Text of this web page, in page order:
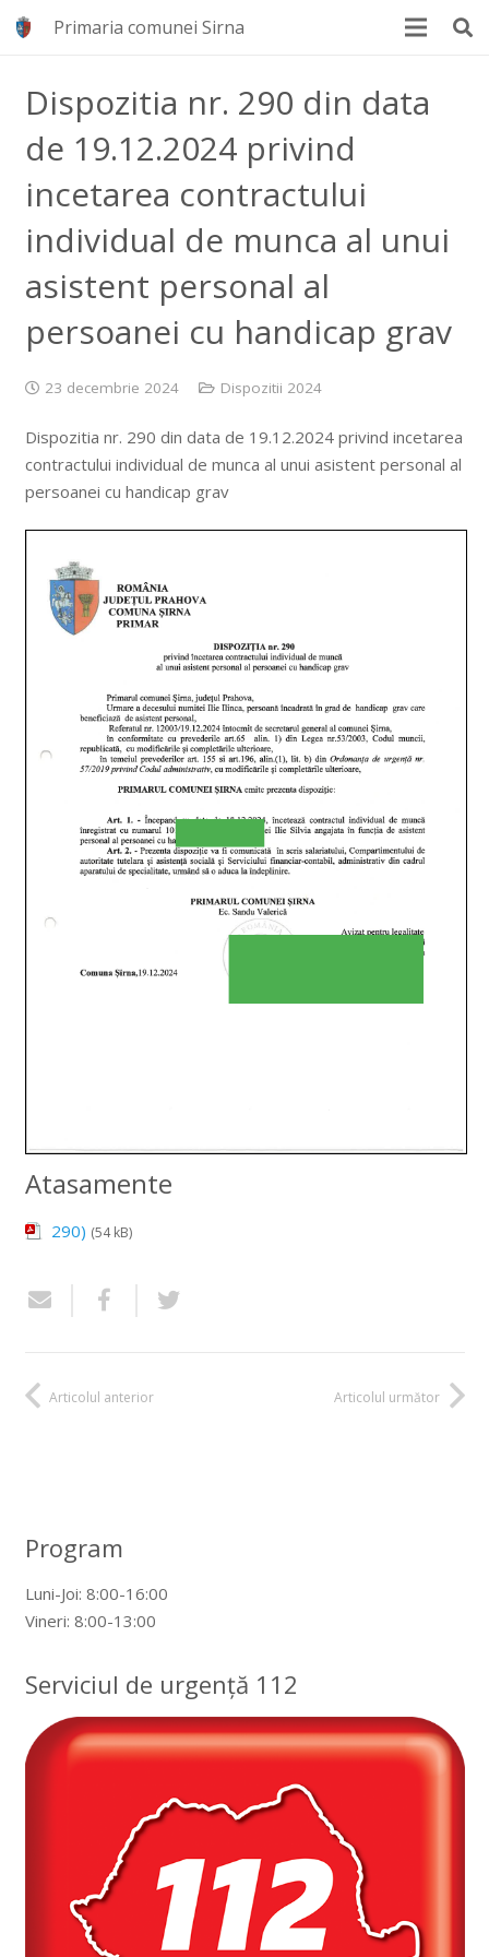
Primaria comunei Sirna
Dispozitia nr. 290 din data
de 19.12.2024 privind
incetarea contractului
individual de munca al unui
asistent personal al
persoanei cu handicap grav
23 decembrie 2024 Dispozitii 2024
Dispozitia nr. 290 din data de 19.12.2024 privind incetarea
contractului individual de munca al unui asistent personal al
persoanei cu handicap grav
Atasamente
290) (54 kB)
Articolul anterior Articolul următor
Program
Luni-Joi: 8:00-16:00
Vineri: 8:00-13:00
Serviciul de urgență 112